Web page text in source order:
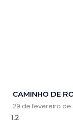
CAMINHO DE
29 de fevereiro de